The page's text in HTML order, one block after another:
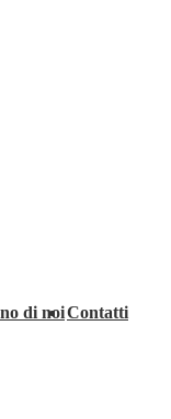
di noiContatti